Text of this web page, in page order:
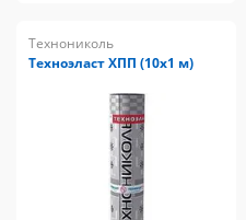
Технониколь
Техноэласт ХПП (10х1 м)